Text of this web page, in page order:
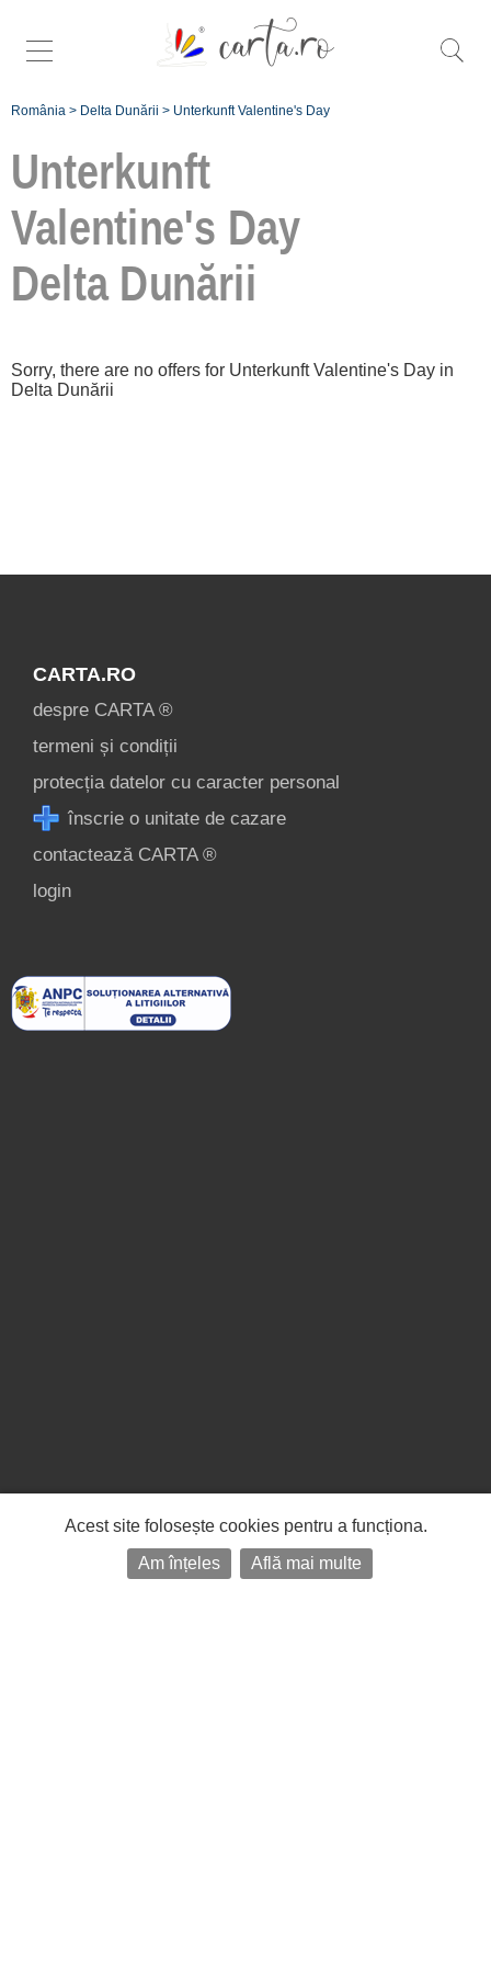
România > Delta Dunării > Unterkunft Valentine's Day
Unterkunft
Valentine's Day
Delta Dunării
Sorry, there are no offers for Unterkunft Valentine's Day in
Delta Dunării
Înscrie
o unitate de
despre C A
CARTA.RO
despre CARTA ®
termeni și condiții
protecția datelor cu caracter personal
înscrie o unitate de cazare
contactează CARTA ®
login
Acest site folosește cookies pentru a funcționa.
Am înțeles
Află mai multe